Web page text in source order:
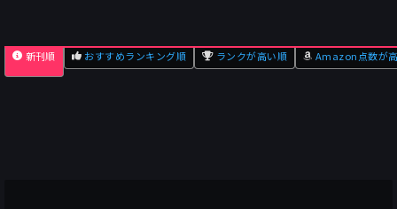
新刊順 おすすめランキング順 ランクが高い順 Amazon点数が